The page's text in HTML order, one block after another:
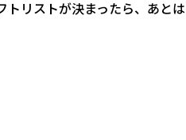
トリストが決まったら、あと